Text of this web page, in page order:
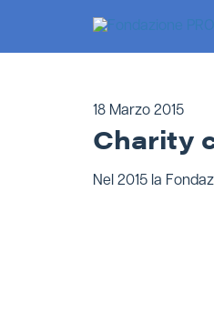
18 Marzo 2015
Charity
Nel 2015 la